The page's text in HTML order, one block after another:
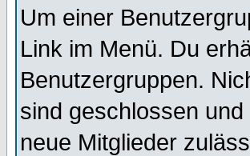
Um einer
Link im Menü. Du
Benutzergruppen.
sind geschlossen
neue Mitglieder